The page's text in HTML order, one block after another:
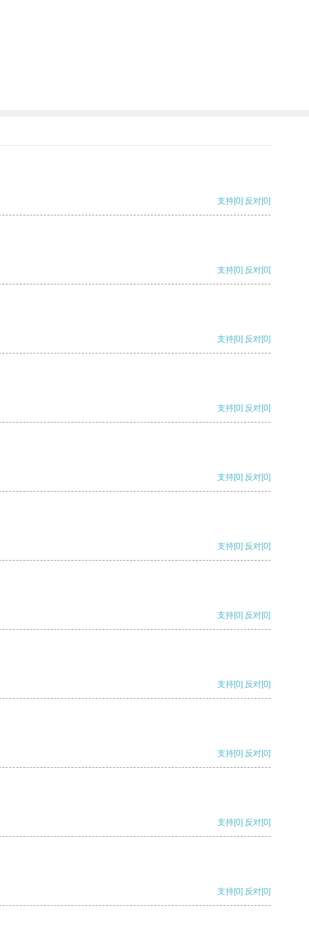
支持[0] 反对[0]
支持[0] 反对[0]
支持[0] 反对[0]
支持[0] 反对[0]
支持[0] 反对[0]
支持[0] 反对[0]
支持[0] 反对[0]
支持[0] 反对[0]
支持[0] 反对[0]
支持[0] 反对[0]
支持[0] 反对[0]